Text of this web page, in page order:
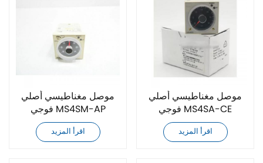
موصل مغناطيسي أصلي
فوجي MS4SM-AP
DC24V
اقرأ المزيد
موصل مغناطيسي أصلي
فوجي MS4SA-CE
DC24V
اقرأ المزيد